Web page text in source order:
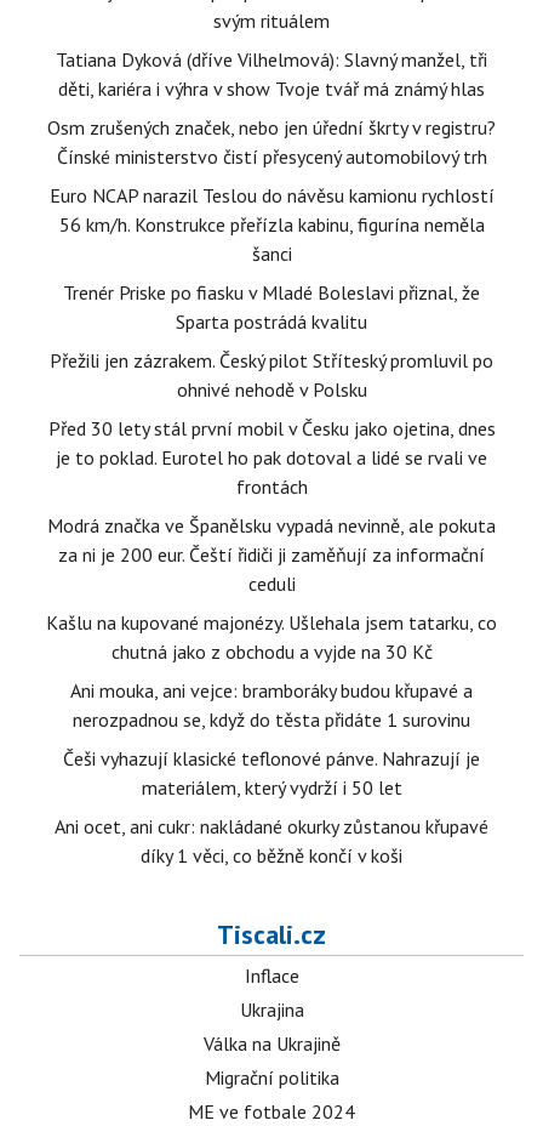
svým rituálem
Tatiana Dyková (dříve Vilhelmová): Slavný manžel, tři
děti, kariéra i výhra v show Tvoje tvář má známý hlas
Osm zrušených značek, nebo jen úřední škrty v registru?
Čínské ministerstvo čistí přesycený automobilový trh
Euro NCAP narazil Teslou do návěsu kamionu rychlostí
56 km/h. Konstrukce přeřízla kabinu, figurína neměla
šanci
Trenér Priske po fiasku v Mladé Boleslavi přiznal, že
Sparta postrádá kvalitu
Přežili jen zázrakem. Český pilot Stříteský promluvil po
ohnivé nehodě v Polsku
Před 30 lety stál první mobil v Česku jako ojetina, dnes
je to poklad. Eurotel ho pak dotoval a lidé se rvali ve
frontách
Modrá značka ve Španělsku vypadá nevinně, ale pokuta
za ni je 200 eur. Čeští řidiči ji zaměňují za informační
ceduli
Kašlu na kupované majonézy. Ušlehala jsem tatarku, co
chutná jako z obchodu a vyjde na 30 Kč
Ani mouka, ani vejce: bramboráky budou křupavé a
nerozpadnou se, když do těsta přidáte 1 surovinu
Češi vyhazují klasické teflonové pánve. Nahrazují je
materiálem, který vydrží i 50 let
Ani ocet, ani cukr: nakládané okurky zůstanou křupavé
díky 1 věci, co běžně končí v koši
Tiscali.cz
Inflace
Ukrajina
Válka na Ukrajině
Migrační politika
ME ve fotbale 2024